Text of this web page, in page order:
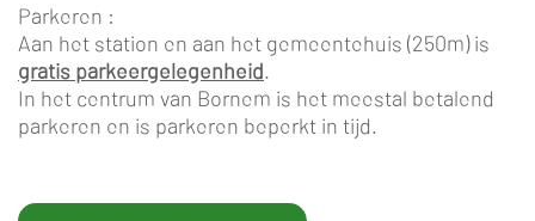
Parkeren :
Aan het station en aan het gemeentehuis (250m) is
gratis parkeergelegenheid.
In het centrum van Bornem is het meestal betalend
parkeren en is parkeren beperkt in tijd.